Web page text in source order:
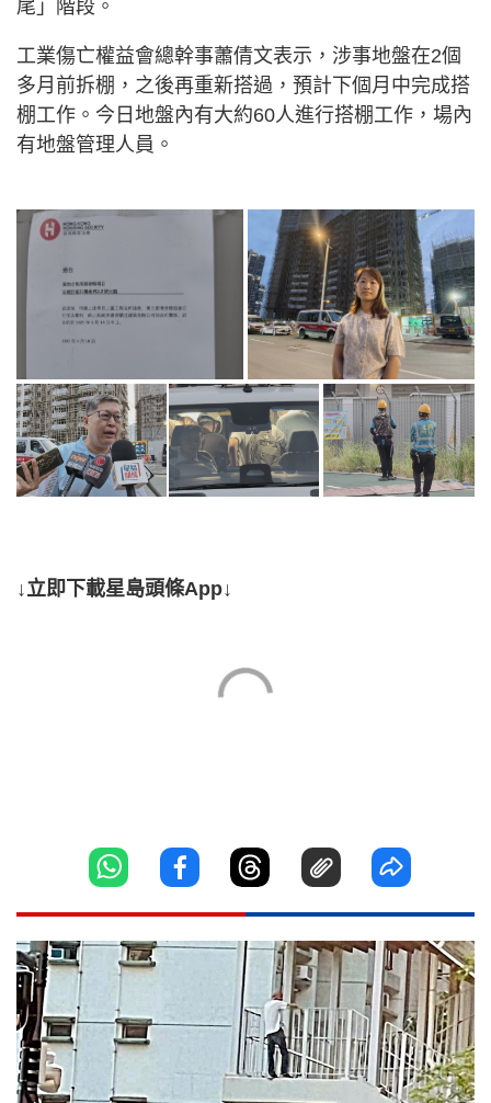
尾」階段。
工業傷亡權益會總幹事蕭倩文表示，涉事地盤在2個
多月前拆棚，之後再重新搭過，預計下個月中完成搭
棚工作。今日地盤內有大約60人進行搭棚工作，場內
有地盤管理人員。
↓立即下載星島頭條App↓